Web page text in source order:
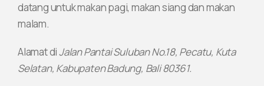
datang untuk makan pagi, makan siang dan makan
malam.
Alamat diJalan Pantai Suluban No.18, Pecatu, Kuta
Selatan, Kabupaten Badung, Bali 80361.